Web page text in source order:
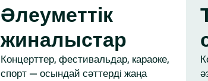
Әлеуметтік
жиналыстар
Концерттер, фестивальдар, караоке,
спорт — осындай сәттерді жаңа